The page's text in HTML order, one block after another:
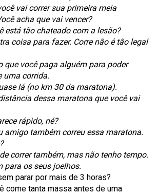
vai correr sua primeira meia
acha que vai vencer?
está tão chateado com a lesão?
coisa para fazer. Corre não é tão legal
que você paga alguém para poder
uma corrida.
lá (no km 30 da maratona).
dessa maratona que você vai
rápido, né?
amigo também correu essa maratona.
correr também, mas não tenho tempo.
para os seus joelhos.
parar por mais de 3 horas?
come tanta massa antes de uma